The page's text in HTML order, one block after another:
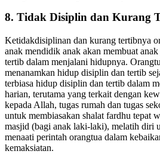
Ketidakdisiplinan dan kurang tertibnya
anak mendidik anak akan membuat
tertib dalam menjalani hidupnya.
menanamkan hidup disiplin dan tertib
terbiasa hidup disiplin dan tertib dalam
harian, terutama yang terkait dengan
kepada Allah, tugas rumah dan tugas
untuk membiasakan shalat fardhu tepat
masjid (bagi anak laki-laki), melatih diri
menaati perintah orangtua dalam